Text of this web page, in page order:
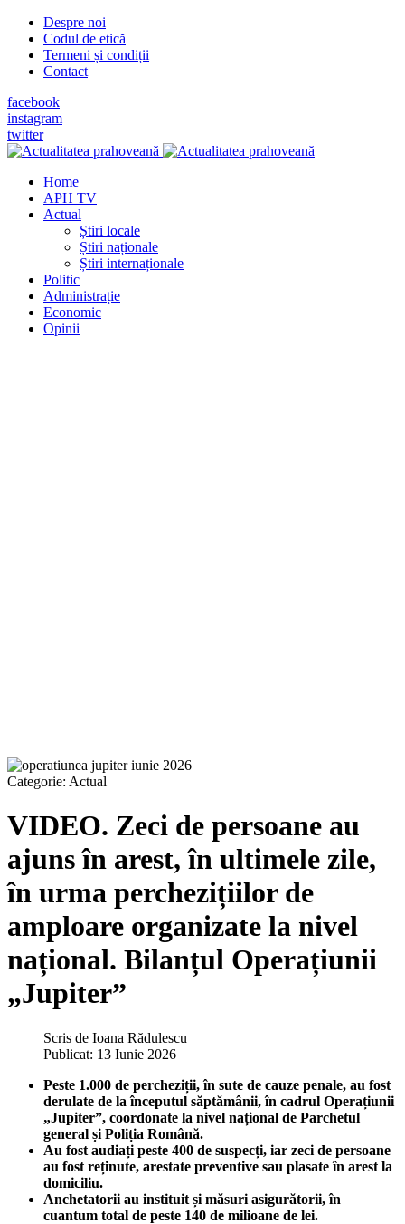
Despre noi
Codul de etică
Termeni și condiții
Contact
facebook
instagram
twitter
Home
APH TV
Actual
Știri locale
Știri naționale
Știri internaționale
Politic
Administrație
Economic
Opinii
Categorie: Actual
VIDEO. Zeci de persoane au
ajuns în arest, în ultimele zile,
în urma perchezițiilor de
amploare organizate la nivel
național. Bilanțul Operațiunii
„Jupiter”
Scris de Ioana Rădulescu
Publicat: 13 Iunie 2026
Peste 1.000 de percheziții, în sute de cauze penale, au fost
derulate de la începutul săptămânii, în cadrul Operațiunii
„Jupiter”, coordonate la nivel național de Parchetul
general și Poliția Română.
Au fost audiați peste 400 de suspecți, iar zeci de persoane
au fost reținute, arestate preventive sau plasate în arest la
domiciliu.
Anchetatorii au instituit și măsuri asigurătorii, în
cuantum total de peste 140 de milioane de lei.